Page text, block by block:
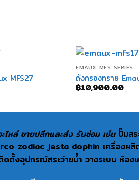
MFS27
EMAUX MFS SERIES
ถังกรองทราย
฿10,900.00
ไหล่ ขายปลีกและส่ง รับซ่อม เช่น ปั๊มส
zodiac jesta dophin เครื่องผลิต
ตั้งอุปกรณ์สระว่ายน้ำ วางระบบ ห้อง